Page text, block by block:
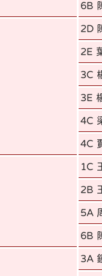
6B
2D
2E
3C
3E
4C
4C
1C
2B
5A
6B
3A